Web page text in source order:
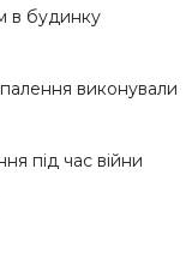
в будинку
виконували
під час війни